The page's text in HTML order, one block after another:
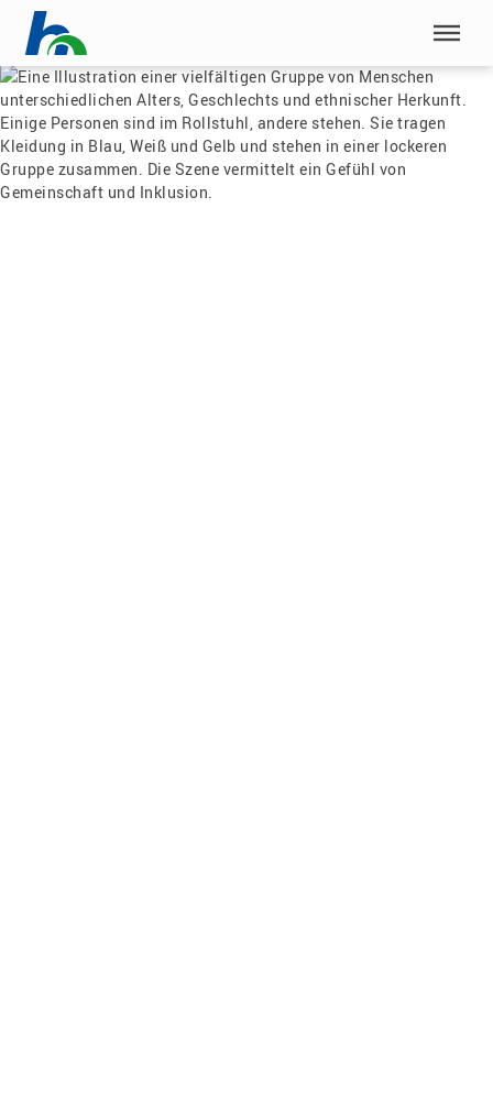
Menü überspringen
Menü überspringen
Home|Aktuelles